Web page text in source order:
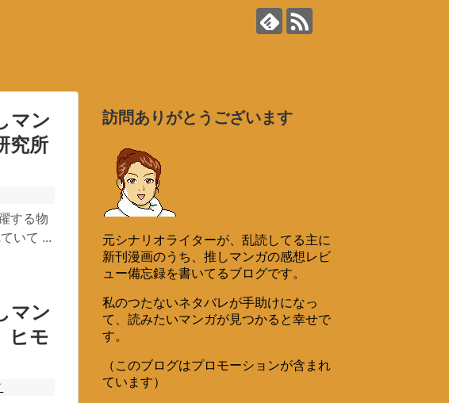
マン
究所
する物
いて ...
マン
ヒモ
訪問ありがとうございます
元シナリオライターが、乱読してる主に
新刊漫画のうち、推しマンガの感想レビ
ュー備忘録を書いてるブログです。
私のつたないネタバレが手助けになっ
て、読みたいマンガが見つかると幸せで
す。
（このブログはプロモーションが含まれ
ています）